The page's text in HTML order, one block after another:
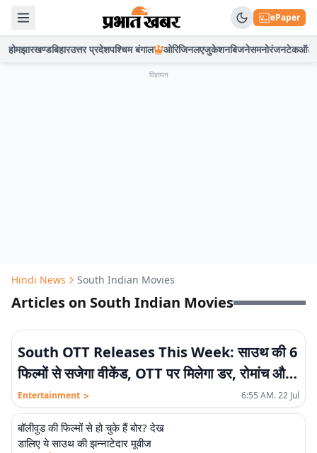
ePaper
होमझारखण्डबिहारउत्तर प्रदेशपश्चिम बंगाल ओरिजिनलएजुकेशनबिजनेसमनोरंजनटेकऑटो
विज्ञापन
Hindi News South Indian Movies
Articles on South Indian Movies
South OTT Releases This Week: साउथ की 6
फिल्मों से सजेगा वीकेंड, OTT पर मिलेगा डर, रोमांच और
हंसी का जबरदस्त तड़का
Entertainment > 6:55 AM. 22 Jul
बॉलीवुड की फिल्मों से हो चुके हैं बोर? देख
डालिए ये साउथ की झन्नाटेदार मूवीज